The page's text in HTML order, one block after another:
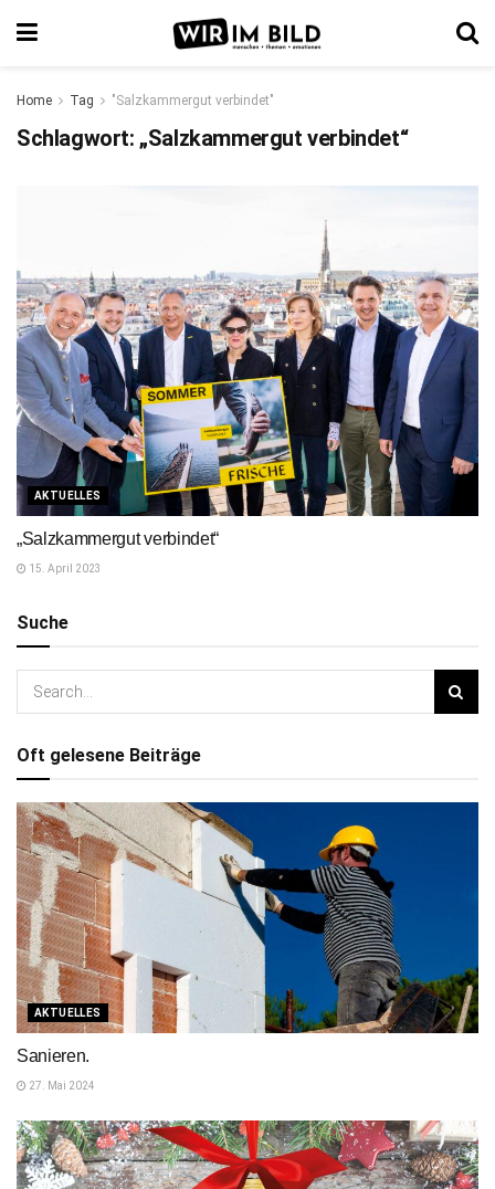
Home Tag "Salzkammergut verbindet"
Schlagwort: „Salzkammergut verbindet“
AKTUELLES
„Salzkammergut verbindet“
15. April 2023
Suche
Oft gelesene Beiträge
AKTUELLES
Sanieren.
27. Mai 2024